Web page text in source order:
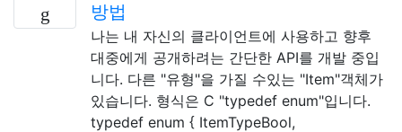
방법
나는 내 자신의 클라이언트에 사용하고 향후
대중에게 공개하려는 간단한 API를 개발 중입
니다. 다른 "유형"을 가질 수있는 "Item"객체가
있습니다. 형식은 C "typedef enum"입니다.
typedef enum { ItemTypeBool,